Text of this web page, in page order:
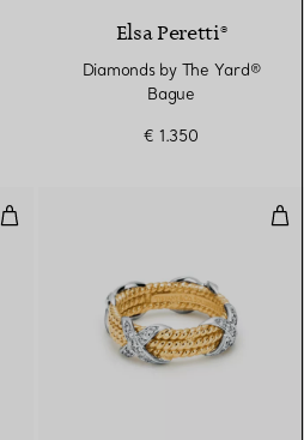
Elsa Peretti®
Diamonds by The Yard®
Bague
€ 1.350
Anneau empilable